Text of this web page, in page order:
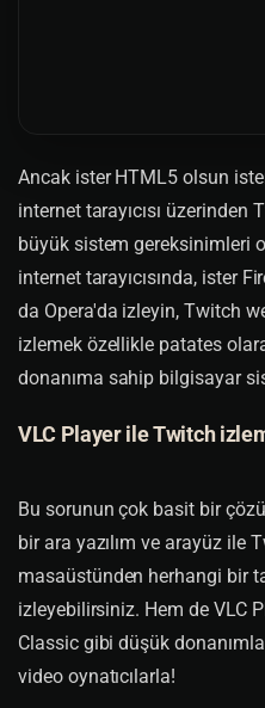
Ancak ister HTML5 olsun
internet tarayıcısı üzerinden
büyük sistem gereksinimleri
internet tarayıcısında, ister
da Opera'da izleyin, Twitch
izlemek özellikle patates
donanıma sahip bilgisayar
VLC Player ile Twitch
Bu sorunun çok basit bir
bir ara yazılım ve arayüz ile
masaüstünden herhangi bir
izleyebilirsiniz. Hem de VLC
Classic gibi düşük
video oynatıcılarla!